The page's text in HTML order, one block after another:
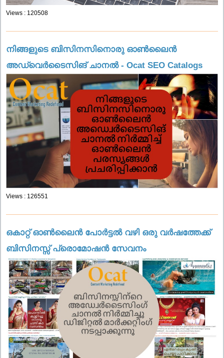
Views : 120508
നിങ്ങളുടെ ബിസിനസിനൊരു ഓൺലൈൻ
അഡ്വെർടൈസിങ് ചാനൽ - Ocat SEO Catalogs
Views : 126551
ഒകാറ്റ് ഓൺലൈൻ പോർട്ടൽ വഴി ഒരു വർഷത്തേക്ക്
ബിസിനസ്സ് പ്രൊമോഷൻ സേവനം